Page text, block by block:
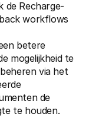
de Recharge-
workflows
betere
mogelijkheid te
via het
de
te houden.